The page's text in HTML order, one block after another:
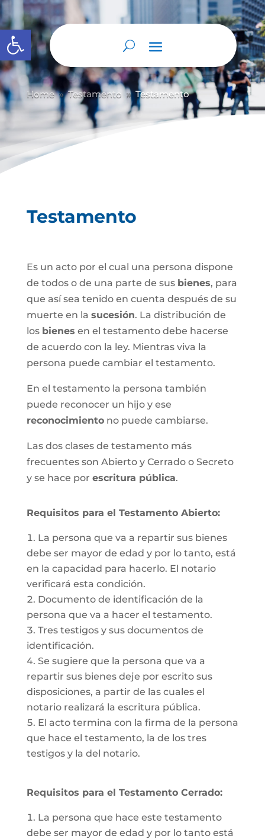
Abrir barra de herramientas
Home 9 Testamento 9 Testamento
Testamento
Es un acto por el cual una persona dispone
de todos o de una parte de sus bienes, para
que así sea tenido en cuenta después de su
muerte en la sucesión. La distribución de
los bienes en el testamento debe hacerse
de acuerdo con la ley. Mientras viva la
persona puede cambiar el testamento.
En el testamento la persona también
puede reconocer un hijo y ese
reconocimientono puede cambiarse.
Las dos clases de testamento más
frecuentes son Abierto y Cerrado o Secreto
y se hace por escritura pública.
Requisitos para el Testamento Abierto:
La persona que va a repartir sus bienes
debe ser mayor de edad y por lo tanto, está
en la capacidad para hacerlo. El notario
verificará esta condición.
Documento de identificación de la
persona que va a hacer el testamento.
Tres testigos y sus documentos de
identificación.
Se sugiere que la persona que va a
repartir sus bienes deje por escrito sus
disposiciones, a partir de las cuales el
notario realizará la escritura pública.
El acto termina con la firma de la persona
que hace el testamento, la de los tres
testigos y la del notario.
Requisitos para el Testamento Cerrado:
La persona que hace este testamento
debe ser mayor de edad y por lo tanto está